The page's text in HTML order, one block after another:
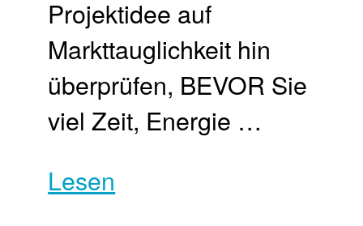
Projektidee auf
Markttauglichkeit hin
überprüfen, BEVOR Sie
viel Zeit, Energie …
Lesen